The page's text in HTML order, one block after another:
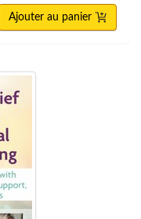
Ajouter au panier